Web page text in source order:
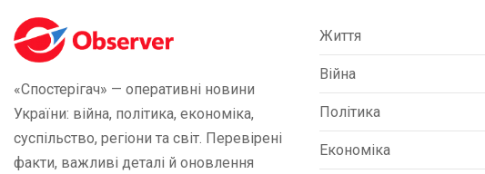
«Спостерігач» — оперативні новини
України: війна, політика, економіка,
суспільство, регіони та світ. Перевірені
факти, важливі деталі й оновлення
Життя
Війна
Політика
Економіка